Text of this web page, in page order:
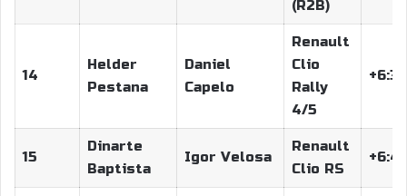
(R2B)
14
Helder
Pestana
Daniel
Capelo
Renault
Clio
Rally
4/5
15
Dinarte
Baptista
Igor Velosa
Renault
Clio RS